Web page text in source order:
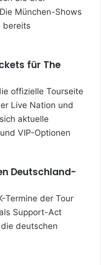
München-Shows
bereits
für The
offizielle Tourseite
Live Nation und
aktuelle
VIP-Optionen
Deutschland-
Termine der Tour
Support-Act
deutschen